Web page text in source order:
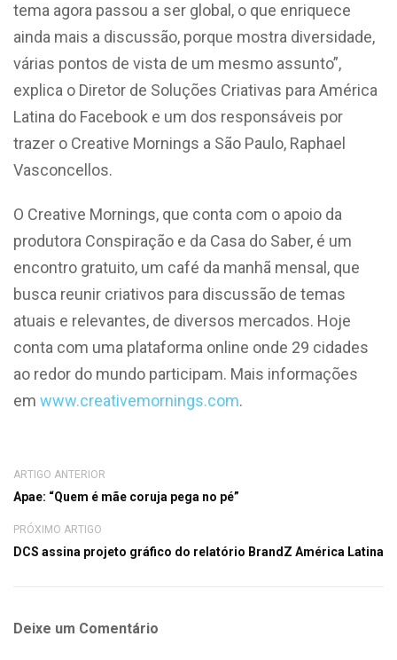
tema agora passou a ser global, o que enriquece
ainda mais a discussão, porque mostra diversidade,
várias pontos de vista de um mesmo assunto”,
explica o Diretor de Soluções Criativas para América
Latina do Facebook e um dos responsáveis por
trazer o Creative Mornings a São Paulo, Raphael
Vasconcellos.
O Creative Mornings, que conta com o apoio da
produtora Conspiração e da Casa do Saber, é um
encontro gratuito, um café da manhã mensal, que
busca reunir criativos para discussão de temas
atuais e relevantes, de diversos mercados. Hoje
conta com uma plataforma online onde 29 cidades
ao redor do mundo participam. Mais informações
em www.creativemornings.com.
ARTIGO ANTERIOR
Apae: “Quem é mãe coruja pega no pé”
PRÓXIMO ARTIGO
DCS assina projeto gráfico do relatório BrandZ América Latina
Deixe um Comentário